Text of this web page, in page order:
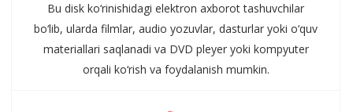
Bu disk ko‘rinishidagi elektron axborot tashuvchilar
bo‘lib, ularda filmlar, audio yozuvlar, dasturlar yoki o‘quv
materiallari saqlanadi va DVD pleyer yoki kompyuter
orqali ko‘rish va foydalanish mumkin.